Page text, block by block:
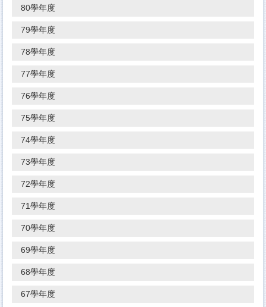
80學年度
79學年度
78學年度
77學年度
76學年度
75學年度
74學年度
73學年度
72學年度
71學年度
70學年度
69學年度
68學年度
67學年度